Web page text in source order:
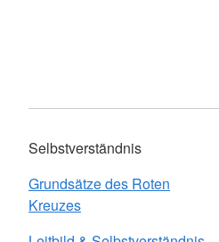
Selbstverständnis
Grundsätze des Roten
Kreuzes